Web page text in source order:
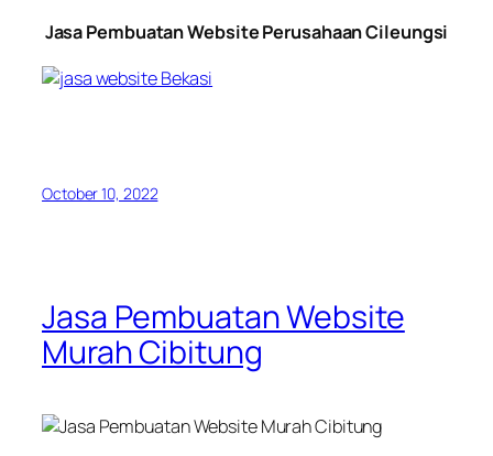
Jasa Pembuatan Website Perusahaan Cileungsi
October 10, 2022
Jasa Pembuatan Website
Murah Cibitung